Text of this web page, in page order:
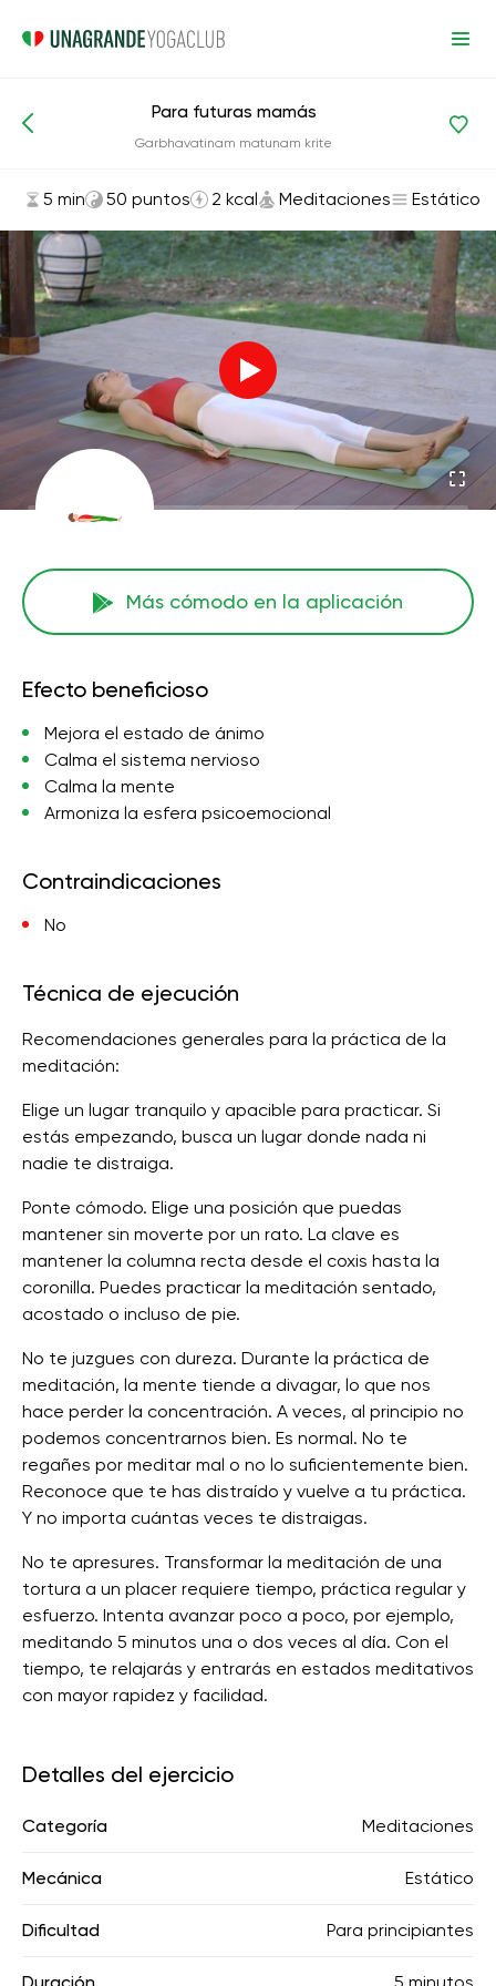
Asanas y ejercicios Meditaciones
Para futuras mamás
Garbhavatinam matunam krite
5 min 50 puntos 2 kcal Meditaciones Estático
Más cómodo en la aplicación
Efecto beneficioso
Mejora el estado de ánimo
Calma el sistema nervioso
Calma la mente
Armoniza la esfera psicoemocional
Contraindicaciones
No
Técnica de ejecución
Recomendaciones generales para la práctica de la
meditación:
Elige un lugar tranquilo y apacible para practicar. Si
estás empezando, busca un lugar donde nada ni
nadie te distraiga.
Ponte cómodo. Elige una posición que puedas
mantener sin moverte por un rato. La clave es
mantener la columna recta desde el coxis hasta la
coronilla. Puedes practicar la meditación sentado,
acostado o incluso de pie.
No te juzgues con dureza. Durante la práctica de
meditación, la mente tiende a divagar, lo que nos
hace perder la concentración. A veces, al principio no
podemos concentrarnos bien. Es normal. No te
regañes por meditar mal o no lo suficientemente bien.
Reconoce que te has distraído y vuelve a tu práctica.
Y no importa cuántas veces te distraigas.
No te apresures. Transformar la meditación de una
tortura a un placer requiere tiempo, práctica regular y
esfuerzo. Intenta avanzar poco a poco, por ejemplo,
meditando 5 minutos una o dos veces al día. Con el
tiempo, te relajarás y entrarás en estados meditativos
con mayor rapidez y facilidad.
Detalles del ejercicio
Categoría Meditaciones
Mecánica Estático
Dificultad Para principiantes